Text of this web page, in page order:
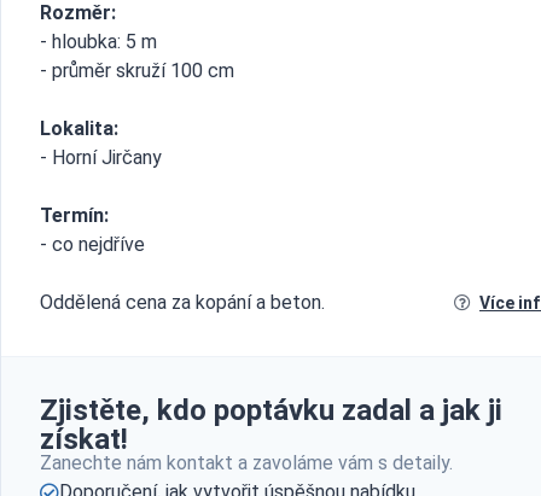
Rozměr:
- hloubka: 5 m
- průměr skruží 100 cm
Lokalita:
- Horní Jirčany
Termín:
- co nejdříve
Oddělená cena za kopání a beton. Více
Zjistěte, kdo poptávku zadal a jak ji
získat!
Zanechte nám kontakt a zavoláme vám s detaily.